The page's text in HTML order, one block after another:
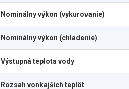
Nominálny výkon (vykurovanie)
Nominálny výkon (chladenie)
Výstupná teplota vody
Rozsah vonkajších teplôt